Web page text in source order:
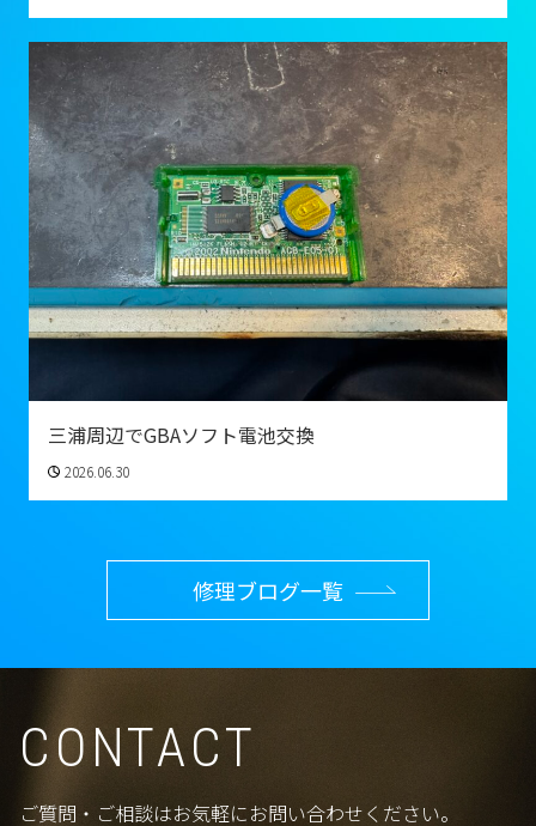
三浦周辺でGBAソフト電池交換
2026.06.30
修理ブログ一覧
CONTACT
ご質問・ご相談はお気軽にお問い合わせください。